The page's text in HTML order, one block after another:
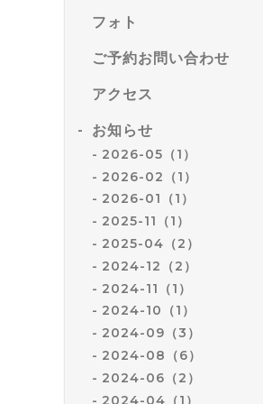
フォト
ご予約お問い合わせ
アクセス
お知らせ
2026-05（1）
2026-02（1）
2026-01（1）
2025-11（1）
2025-04（2）
2024-12（2）
2024-11（1）
2024-10（1）
2024-09（3）
2024-08（6）
2024-06（2）
2024-04（1）